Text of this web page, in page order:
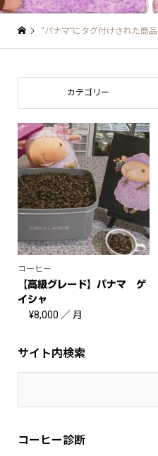
“パナマ”にタグ付けされた商品
カテゴリー
コーヒー
【高級グレード】パナマ ゲ
イシャ
¥8,000 ／ 月
サイト内検索
コーヒー診断